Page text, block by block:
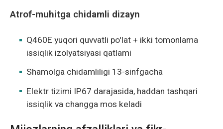
Atrof-muhitga chidamli dizayn
Q460E yuqori quvvatli po'lat + ikki tomonlama
issiqlik izolyatsiyasi qatlami
Shamolga chidamliligi 13-sinfgacha
Elektr tizimi IP67 darajasida, haddan tashqari
issiqlik va changga mos keladi